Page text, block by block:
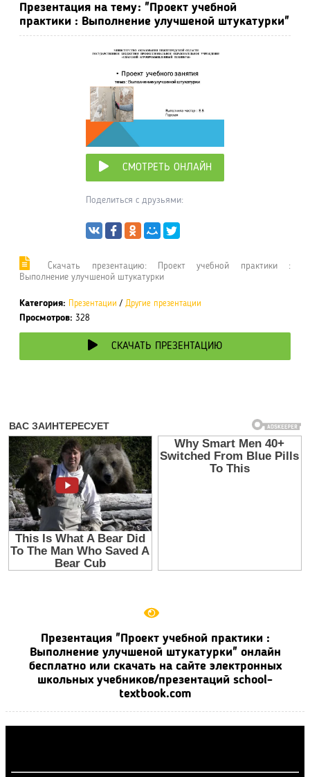
Презентация на тему: "Проект учебной
практики : Выполнение улучшеной штукатурки"
СМОТРЕТЬ ОНЛАЙН
Поделиться с друзьями:
Cкачать презентацию: Проект учебной практики :
Выполнение улучшеной штукатурки
Категория: Презентации / Другие презентации
Просмотров: 328
СКАЧАТЬ ПРЕЗЕНТАЦИЮ
Презентация "Проект учебной практики :
Выполнение улучшеной штукатурки" онлайн
бесплатно или скачать на сайте электронных
школьных учебников/презентаций school-
textbook.com